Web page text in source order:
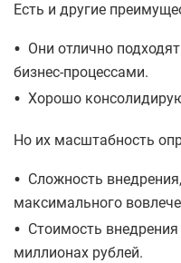
Есть и другие
• Они отлично
бизнес-процессами.
• Хорошо
Но их масштабность
• Сложность
максимального
• Стоимость
миллионах рублей.